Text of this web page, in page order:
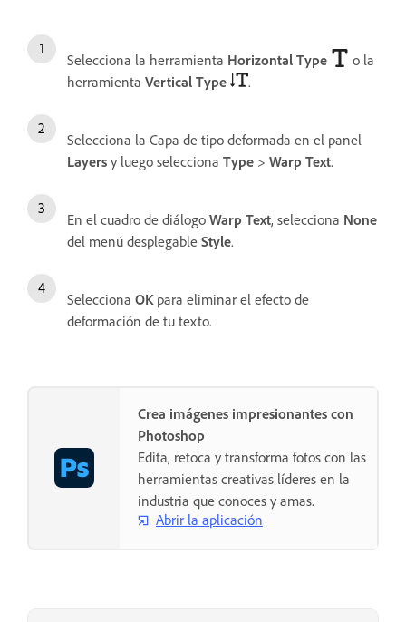
Selecciona la herramienta Horizontal Type
o la
herramienta Vertical Type .
Selecciona la Capa de tipo deformada en el panel
Layers y luego selecciona Type > Warp Text.
En el cuadro de diálogo Warp Text, selecciona None
del menú desplegable Style.
Selecciona OK para eliminar el efecto de
deformación de tu texto.
Crea imágenes impresionantes con
Photoshop
Edita, retoca y transforma fotos con las
herramientas creativas líderes en la
industria que conoces y amas.
Abrir la aplicación